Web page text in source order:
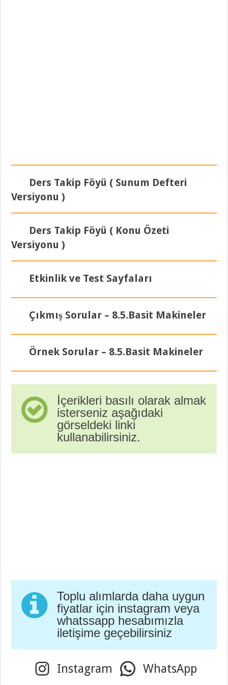
Ders Takip Föyü ( Sunum Defteri
Versiyonu )
Ders Takip Föyü ( Konu Özeti
Versiyonu )
Etkinlik ve Test Sayfaları
Çıkmış Sorular – 8.5.Basit Makineler
Örnek Sorular – 8.5.Basit Makineler
İçerikleri basılı olarak almak
isterseniz aşağıdaki
görseldeki linki
kullanabilirsiniz.
Toplu alımlarda daha uygun
fiyatlar için instagram veya
whatssapp hesabımızla
iletişime geçebilirsiniz
Instagram WhatsApp